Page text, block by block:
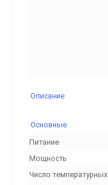
Описание
Основные
Питание
Мощность
Число температурных